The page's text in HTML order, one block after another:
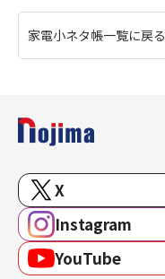
家電小ネタ帳一覧に戻る
X
Instagram
YouTube